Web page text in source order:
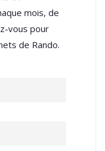
mois, de
vous pour
de Rando.